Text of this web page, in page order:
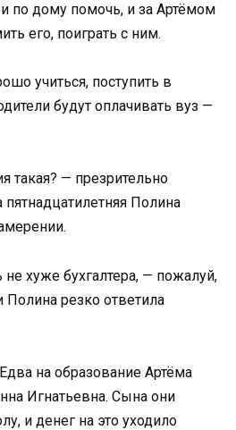
по дому помочь, и за Артёмом
его, поиграть с ним.
учиться, поступить в
будут оплачивать вуз —
такая? — презрительно
Полина
хуже бухгалтера, — пожалуй,
резко ответила
на образование Артёма
Игнатьевна. Сына они
и денег на это уходило